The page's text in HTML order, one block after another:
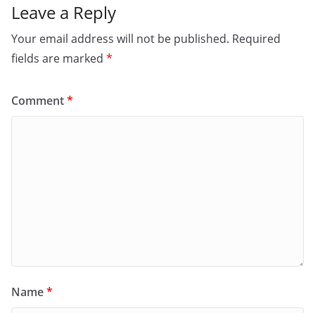
Leave a Reply
Your email address will not be published. Required
fields are marked *
Comment*
Name*